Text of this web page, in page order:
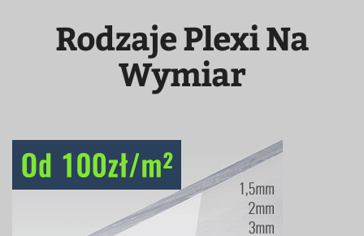
Rodzaje Plexi Na
Wymiar